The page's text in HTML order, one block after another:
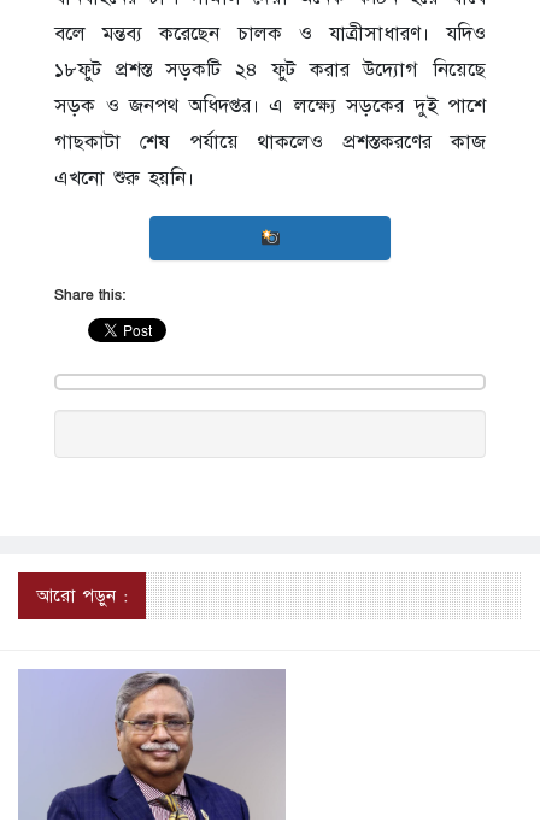
বলে মন্তব্য করেছেন চালক ও যাত্রীসাধারণ। যদিও
১৮ফুট প্রশস্ত সড়কটি ২৪ ফুট করার উদ্যোগ নিয়েছে
সড়ক ও জনপথ অধিদপ্তর। এ লক্ষ্যে সড়কের দুই পাশে
গাছকাটা শেষ পর্যায়ে থাকলেও প্রশস্তকরণের কাজ
এখনো শুরু হয়নি।
Share this:
আরো পড়ুন :